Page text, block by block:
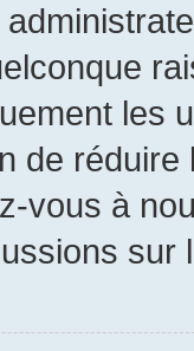
les
de
vous à
sur